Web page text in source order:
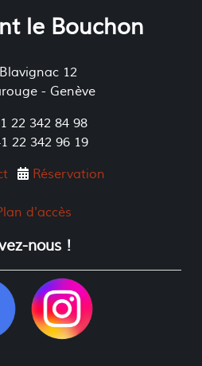
le Bouchon
12
- Genève
22 342 84 98
22 342 96 19
Réservation
d'accès
nous !